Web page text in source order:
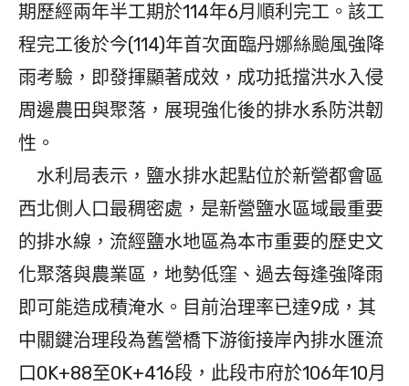
期歷經兩年半工期於114年6月順利完工。該工
程完工後於今(114)年首次面臨丹娜絲颱風強降
雨考驗，即發揮顯著成效，成功抵擋洪水入侵
周邊農田與聚落，展現強化後的排水系防洪韌
性。
水利局表示，鹽水排水起點位於新營都會區
西北側人口最稠密處，是新營鹽水區域最重要
的排水線，流經鹽水地區為本市重要的歷史文
化聚落與農業區，地勢低窪、過去每逢強降雨
即可能造成積淹水。目前治理率已達9成，其
中關鍵治理段為舊營橋下游銜接岸內排水匯流
口0K+88至0K+416段，此段市府於106年10月